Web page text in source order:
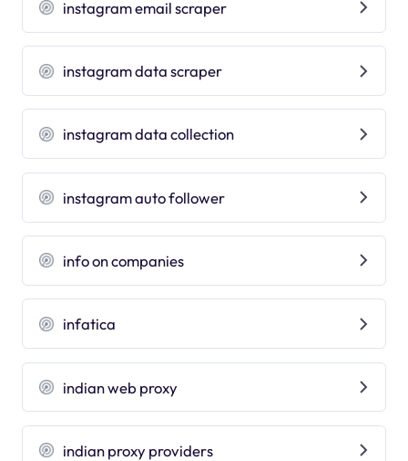
instagram email scraper
instagram data scraper
instagram data collection
instagram auto follower
info on companies
infatica
indian web proxy
indian proxy providers